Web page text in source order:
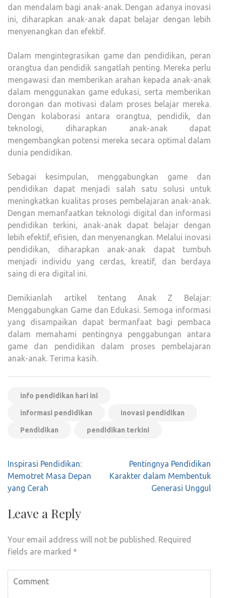
dan mendalam bagi anak-anak. Dengan adanya inovasi
ini, diharapkan anak-anak dapat belajar dengan lebih
menyenangkan dan efektif.
Dalam mengintegrasikan game dan pendidikan, peran
orangtua dan pendidik sangatlah penting. Mereka perlu
mengawasi dan memberikan arahan kepada anak-anak
dalam menggunakan game edukasi, serta memberikan
dorongan dan motivasi dalam proses belajar mereka.
Dengan kolaborasi antara orangtua, pendidik, dan
teknologi, diharapkan anak-anak dapat
mengembangkan potensi mereka secara optimal dalam
dunia pendidikan.
Sebagai kesimpulan, menggabungkan game dan
pendidikan dapat menjadi salah satu solusi untuk
meningkatkan kualitas proses pembelajaran anak-anak.
Dengan memanfaatkan teknologi digital dan informasi
pendidikan terkini, anak-anak dapat belajar dengan
lebih efektif, efisien, dan menyenangkan. Melalui inovasi
pendidikan, diharapkan anak-anak dapat tumbuh
menjadi individu yang cerdas, kreatif, dan berdaya
saing di era digital ini.
Demikianlah artikel tentang Anak Z Belajar:
Menggabungkan Game dan Edukasi. Semoga informasi
yang disampaikan dapat bermanfaat bagi pembaca
dalam memahami pentingnya penggabungan antara
game dan pendidikan dalam proses pembelajaran
anak-anak. Terima kasih.
info pendidikan hari ini
informasi pendidikan inovasi pendidikan
Pendidikan pendidikan terkini
Post
navigation
Inspirasi Pendidikan:
Memotret Masa Depan
yang Cerah
Pentingnya Pendidikan
Karakter dalam Membentuk
Generasi Unggul
Leave a Reply
Your email address will not be published. Required
fields are marked *